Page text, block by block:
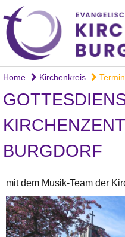
Home Kirchenkreis
BURGDORF
mit dem Musik-Team der